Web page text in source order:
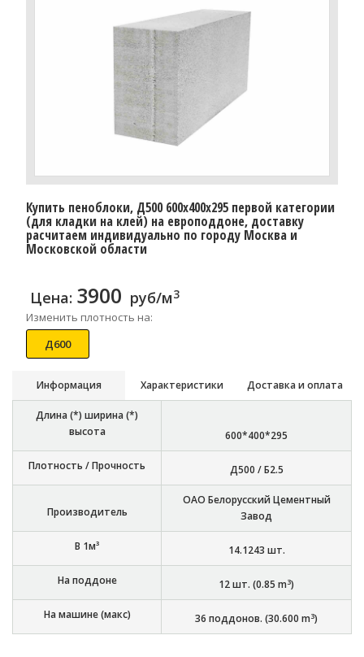
Купить пеноблоки, Д500 600x400x295 первой категории
(для кладки на клей) на европоддоне, доставку
расчитаем индивидуально по городу Москва и
Московской области
Цена: 3900 руб/м3
Изменить плотность на:
Д600
Информация Характеристики Доставка и оплата
Длина (*) ширина (*)
высота
600*400*295
Плотность / Прочность Д500 / Б2.5
Производитель
ОАО Белорусский Цементный
Завод
В 1м³ 14.1243 шт.
На поддоне 12шт. (0.85 m3)
На машине (макс) 36 поддонов. (30.600 m3)